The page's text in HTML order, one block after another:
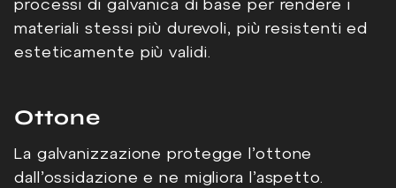
processi di galvanica di base per rendere i
materiali stessi più durevoli, più resistenti ed
esteticamente più validi.
Ottone
La galvanizzazione protegge l’ottone
dall’ossidazione e ne migliora l’aspetto.